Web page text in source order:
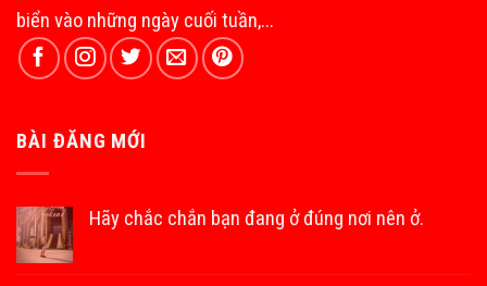
biển vào những ngày cuối tuần,...
BÀI ĐĂNG MỚI
Hãy chắc chắn bạn đang ở đúng nơi nên ở.